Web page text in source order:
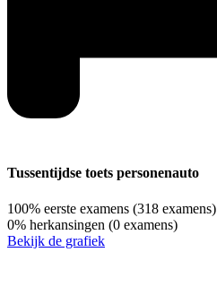
Tussentijdse toets personenauto
100% eerste examens (318 examens)
0% herkansingen (0 examens)
Bekijk de grafiek